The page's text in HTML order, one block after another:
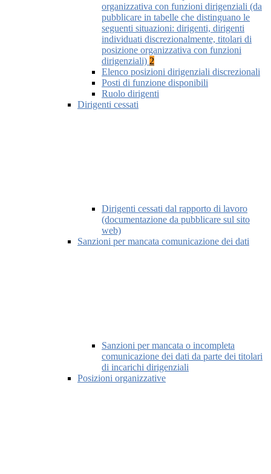
organizzativa con funzioni dirigenziali (da
pubblicare in tabelle che distinguano le
seguenti situazioni: dirigenti, dirigenti
individuati discrezionalmente, titolari di
posizione organizzativa con funzioni
dirigenziali) 2
Elenco posizioni dirigenziali discrezionali
Posti di funzione disponibili
Ruolo dirigenti
Dirigenti cessati
Dirigenti cessati dal rapporto di lavoro
(documentazione da pubblicare sul sito
web)
Sanzioni per mancata comunicazione dei dati
Sanzioni per mancata o incompleta
comunicazione dei dati da parte dei titolari
di incarichi dirigenziali
Posizioni organizzative